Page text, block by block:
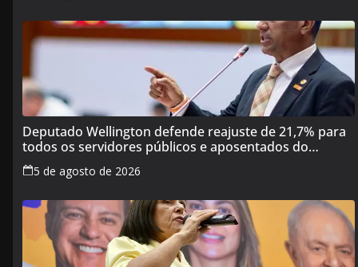
Deputado Wellington defende reajuste de 21,7% para
todos os servidores públicos e aposentados do
Maranhão
5 de agosto de 2026